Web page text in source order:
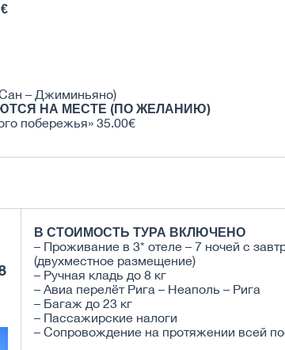
– Джиминьяно)
НА МЕСТЕ (ПО ЖЕЛАНИЮ)
побережья» 35.00€
В СТОИМОСТЬ ТУРА ВКЛЮЧЕНО
– Проживание в 3* отеле – 7 ночей с
(двухместное размещение)
– Ручная кладь до 8 кг
– Авиа перелёт Рига – Неаполь – Рига
– Багаж до 23 кг
– Пассажирские налоги
– Сопровождение на протяжении всей